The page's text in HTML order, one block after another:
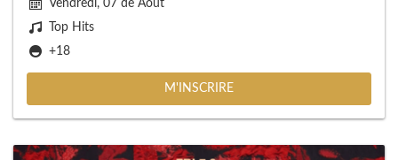
Vendredi, 07 de Août
Top Hits
+18
M'INSCRIRE